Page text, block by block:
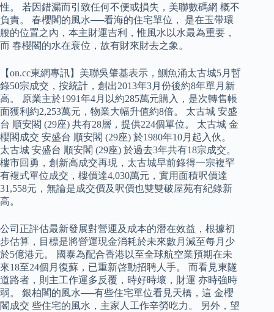
性。 若因錯漏而引致任何不便或損失，美聯數碼網 概不
負責。 春櫻閣的風水──看海的住宅單位， 是在玉帶環
腰的位置之內，本主財運吉利，惟風水以水最為重要，
而 春櫻閣的水在衰位，故有財來財去之象。
【on.cc東網專訊】美聯吳肇基表示，鰂魚涌太古城5月暫
錄50宗成交，按統計，創出2013年3月份後約8年單月新
高。 原業主於1991年4月以約285萬元購入，是次轉售帳
面獲利約2,253萬元，物業大幅升值約8倍。 太古城 安盛
台 順安閣 (29座) 共有28層，提供224個單位。 太古城 金
櫻閣成交 安盛台 順安閣 (29座) 於1980年10月起入伙。
太古城 安盛台 順安閣 (29座) 於過去3年共有18宗成交。
樓市回勇，創新高成交再現，太古城早前錄得一宗複罕
有複式單位成交，樓價達4,030萬元，實用面積呎價達
31,558元，無論是成交價及呎價也雙雙破屋苑有紀錄新
高。
公司正評估最新發展對營運及成本的潛在效益，根據初
步估算，目標是將營運現金消耗於未來數月減至每月少
於5億港元。 國泰為配合香港以至全球航空業預期在未
來18至24個月復蘇，已重新啓動招聘人手。 而看見東隧
道路者，則主工作運多反覆，時好時壞，財運 亦時強時
弱。 銀柏閣的風水──有些住宅單位看見天橋，這 金櫻
閣成交 些住宅的風水，主家人工作辛勞吃力。 另外，望